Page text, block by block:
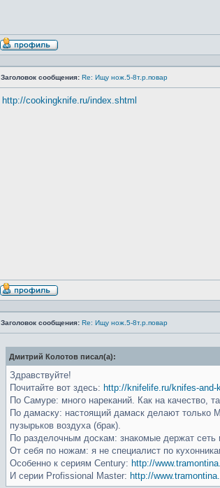
Заголовок сообщения: Re: Ищу нож.5-8т.р.повар
http://cookingknife.ru/index.shtml
Заголовок сообщения: Re: Ищу нож.5-8т.р.повар
Дмитрий Колотов писал(а):
Здравствуйте!
Почитайте вот здесь: http://knifelife.ru/knifes-
По Самуре: много нареканий. Как на качество,
По дамаску: настоящий дамаск делают только
пузырьков воздуха (брак).
По разделочным доскам: знакомые держат
От себя по ножам: я не специалист по
Особенно к сериям Century: http://
И серии Profissional Master: http://